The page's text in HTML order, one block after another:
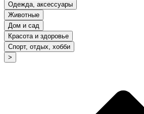
Одежда, аксессуары
Животные
Дом и сад
Красота и здоровье
Спорт, отдых, хобби
>